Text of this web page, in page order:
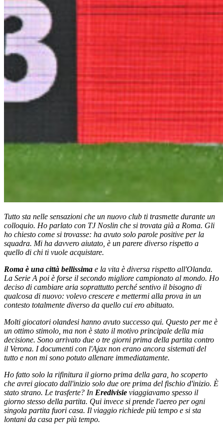
Tutto sta nelle sensazioni che un nuovo club ti trasmette durante un
colloquio. Ho parlato con TJ Noslin che si trovata già a Roma. Gli
ho chiesto come si trovasse: ha avuto solo parole positive per la
squadra. Mi ha davvero aiutato, è un parere diverso rispetto a
quello di chi ti vuole acquistare.
Roma è una città bellissima e la vita è diversa rispetto all'Olanda.
La Serie A poi è forse il secondo migliore campionato al mondo. Ho
deciso di cambiare aria soprattutto perché sentivo il bisogno di
qualcosa di nuovo: volevo crescere e mettermi alla prova in un
contesto totalmente diverso da quello cui ero abituato.
Molti giocatori olandesi hanno avuto successo qui. Questo per me è
un ottimo stimolo, ma non è stato il motivo principale della mia
decisione. Sono arrivato due o tre giorni prima della partita contro
il Verona. I documenti con l'Ajax non erano ancora sistemati del
tutto e non mi sono potuto allenare immediatamente.
Ho fatto solo la rifinitura il giorno prima della gara, ho scoperto
che avrei giocato dall'inizio solo due ore prima del fischio d'inizio. È
stato strano. Le trasferte? In Eredivisie viaggiavamo spesso il
giorno stesso della partita. Qui invece si prende l'aereo per ogni
singola partita fuori casa. Il viaggio richiede più tempo e si sta
lontani da casa per più tempo.